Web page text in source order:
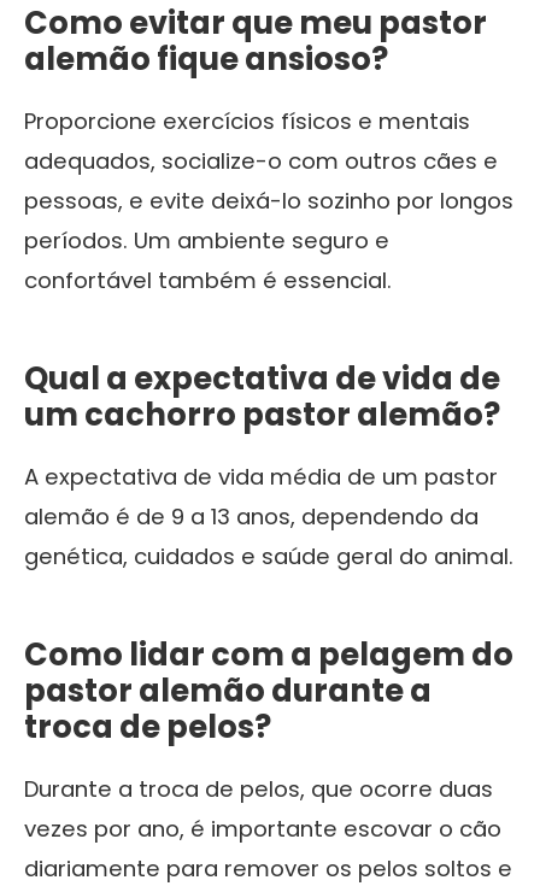
Como evitar que meu pastor
alemão fique ansioso?
Proporcione exercícios físicos e mentais
adequados, socialize-o com outros cães e
pessoas, e evite deixá-lo sozinho por longos
períodos. Um ambiente seguro e
confortável também é essencial.
Qual a expectativa de vida de
um cachorro pastor alemão?
A expectativa de vida média de um pastor
alemão é de 9 a 13 anos, dependendo da
genética, cuidados e saúde geral do animal.
Como lidar com a pelagem do
pastor alemão durante a
troca de pelos?
Durante a troca de pelos, que ocorre duas
vezes por ano, é importante escovar o cão
diariamente para remover os pelos soltos e